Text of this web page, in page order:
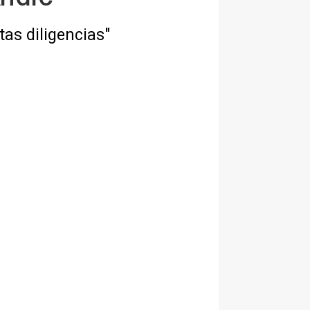
diligencias"